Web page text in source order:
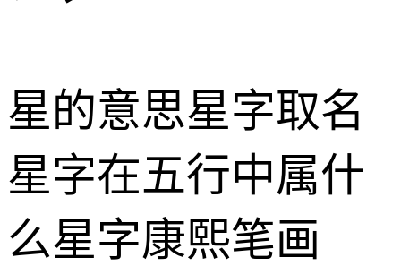
星的意思星字取名
星字在五行中属什
么星字康熙笔画